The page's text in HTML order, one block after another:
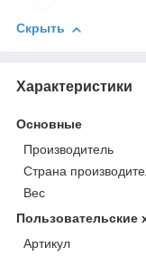
Скрыть
Характеристики
Основные
Производитель
Страна
Вес
Пользовательские
Артикул